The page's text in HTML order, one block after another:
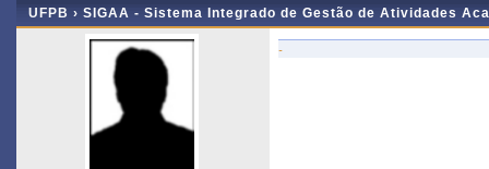
UFPB › SIGAA - Sistema Integrado de Gestão de Atividades
-